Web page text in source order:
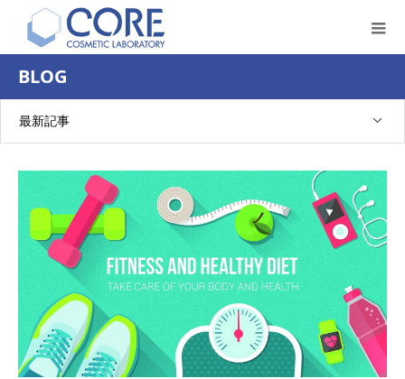
BLOG
最新記事